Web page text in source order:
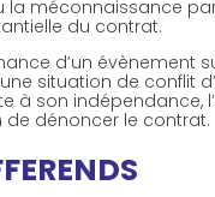
la méconnaissance par
du contrat.
d’un évènement
situation de conflit
à son indépendance,
de dénoncer le contrat.